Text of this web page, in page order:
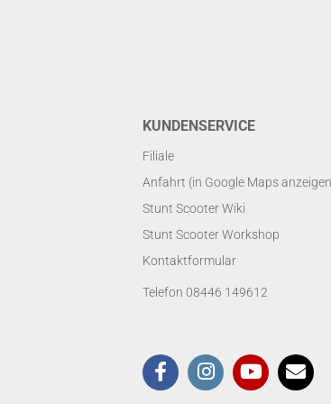
KUNDENSERVICE
Filiale
Anfahrt (in Google Maps
Stunt Scooter Wiki
Stunt Scooter Workshop
Kontaktformular
Telefon 08446 149612